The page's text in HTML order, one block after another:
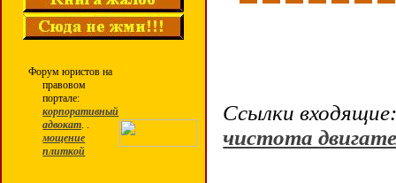
Форум юристов на
правовом
портале:
корпоративный
адвокат. .
мощение
плиткой
Ссылки
чистота